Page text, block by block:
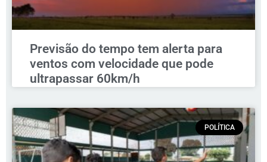
Previsão do tempo tem alerta para
ventos com velocidade que pode
ultrapassar 60km/h
POLÍTICA